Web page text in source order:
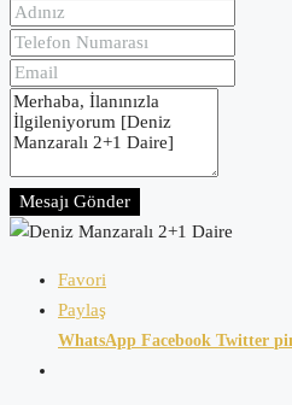
Mesajı Gönder
Favori
Paylaş
WhatsApp Facebook Twitter